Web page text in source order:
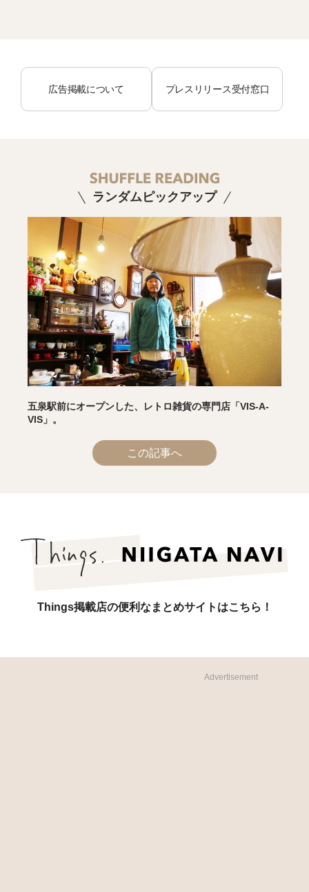
広告掲載について プレスリリース受付窓口
ランダムピックアップ
五泉駅前にオープンした、レトロ雑貨の専門店「VIS-A-
VIS」。
この記事へ
Things掲載店の便利なまとめサイトはこちら！
Advertisement